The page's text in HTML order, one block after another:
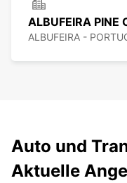
ALBUFEIRA PINE
ALBUFEIRA -
Auto und
Aktuelle